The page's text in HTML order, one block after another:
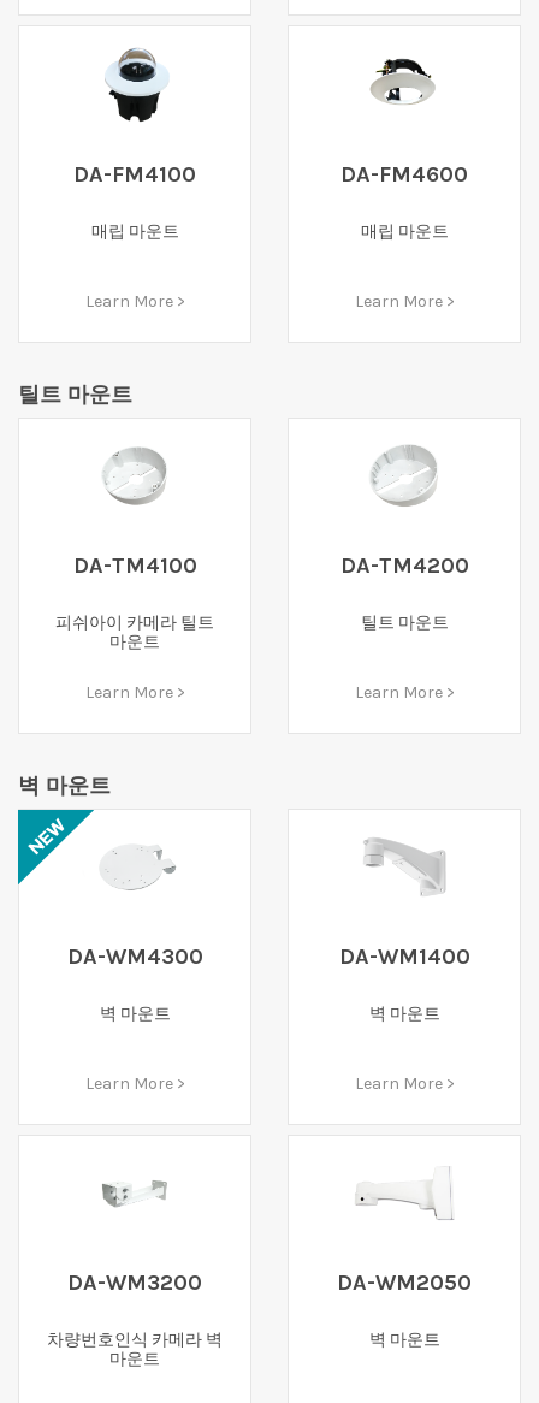
DA-FM4100
매립 마운트
Learn More >
DA-FM4600
매립 마운트
Learn More >
틸트 마운트
DA-TM4100
피쉬아이 카메라 틸트
마운트
Learn More >
DA-TM4200
틸트 마운트
Learn More >
벽 마운트
DA-WM4300
벽 마운트
Learn More >
DA-WM1400
벽 마운트
Learn More >
DA-WM3200
차량번호인식 카메라 벽
마운트
DA-WM2050
벽 마운트